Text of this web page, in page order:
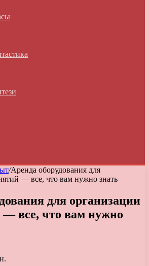
/Аренда оборудования для
— все, что вам нужно знать
для организации
все, что вам нужно